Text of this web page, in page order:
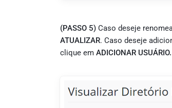
(PASSO 5) Caso deseje
ATUALIZAR. Caso deseje
clique em ADICIONAR USUÁRIO.